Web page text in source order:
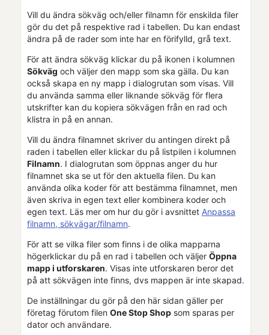
Vill du ändra sökväg och/eller filnamn för enskilda filer
gör du det på respektive rad i tabellen. Du kan endast
ändra på de rader som inte har en förifylld, grå text.
För att ändra sökväg klickar du på ikonen i kolumnen
Sökväg och väljer den mapp som ska gälla. Du kan
också skapa en ny mapp i dialogrutan som visas. Vill
du använda samma eller liknande sökväg för flera
utskrifter kan du kopiera sökvägen från en rad och
klistra in på en annan.
Vill du ändra filnamnet skriver du antingen direkt på
raden i tabellen eller klickar du på listpilen i kolumnen
Filnamn. I dialogrutan som öppnas anger du hur
filnamnet ska se ut för den aktuella filen. Du kan
använda olika koder för att bestämma filnamnet, men
även skriva in egen text eller kombinera koder och
egen text. Läs mer om hur du gör i avsnittet Anpassa
filnamn, sökvägar/filnamn.
För att se vilka filer som finns i de olika mapparna
högerklickar du på en rad i tabellen och väljer Öppna
mapp i utforskaren. Visas inte utforskaren beror det
på att sökvägen inte finns, dvs mappen är inte skapad.
De inställningar du gör på den här sidan gäller per
företag förutom filen One Stop Shop som sparas per
dator och användare.